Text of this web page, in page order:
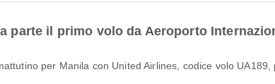
parte il primo volo da Aeroporto